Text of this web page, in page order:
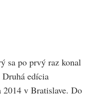
sa po prvý raz konal
edícia
2014 v Bratislave. Do